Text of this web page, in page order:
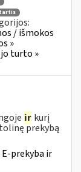
/ išmokos
»
turto »
ir kurį
prekybą
E-prekyba ir